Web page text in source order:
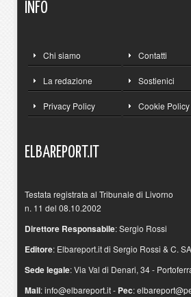
INFO
Chi siamo Contatti
La redazione Sostienici
Privacy Policy Cookie Policy
ELBAREPORT.IT
Testata registrata al Tribunale di Livorno
n. 11 del 08.10.2002
Direttore Responsabile: Sergio Rossi
Editore: Elbareport.it di Sergio Rossi & C.
Sede legale: Via Val di Denari, 34 -
Mail:info@elbareport.it- Pec: